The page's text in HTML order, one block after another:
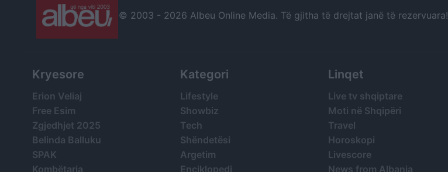
© 2003 - 2026 Albeu Online Media. Të gjitha të drejtat janë të rezervuara!
Kryesore
Erion Veliaj
Free Esim
Zgjedhjet 2025
Belinda Balluku
SPAK
Kombëtarja
Kategori
Lifestyle
Showbiz
Tech
Shëndetësi
Argetim
Enciklopedi
Linqet
Live tv shqiptare
Moti në Shqipëri
Travel
Horoskopi
Livescore
News from Albania